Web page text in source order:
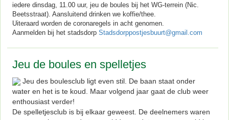
iedere dinsdag, 11.00 uur, jeu de boules bij het WG-terrein (Nic.
Beetsstraat). Aansluitend drinken we koffie/thee.
Uiteraard worden de coronaregels in acht genomen.
Aanmelden bij het stadsdorp Stadsdorppostjesbuurt@gmail.com
Jeu de boules en spelletjes
Jeu des boulesclub ligt even stil. De baan staat onder
water en het is te koud. Maar volgend jaar gaat de club weer
enthousiast verder!
De spelletjesclub is bij elkaar geweest. De deelnemers waren